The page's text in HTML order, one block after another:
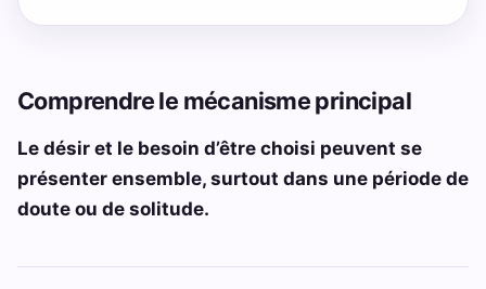
Comprendre le mécanisme principal
Le désir et le besoin d’être choisi peuvent se
présenter ensemble, surtout dans une période de
doute ou de solitude.